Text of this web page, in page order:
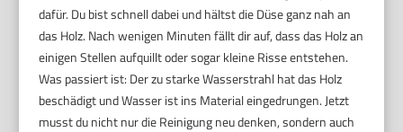
dafür. Du bist schnell dabei und hältst die Düse ganz nah an
das Holz. Nach wenigen Minuten fällt dir auf, dass das Holz an
einigen Stellen aufquillt oder sogar kleine Risse entstehen.
Was passiert ist: Der zu starke Wasserstrahl hat das Holz
beschädigt und Wasser ist ins Material eingedrungen. Jetzt
musst du nicht nur die Reinigung neu denken, sondern auch